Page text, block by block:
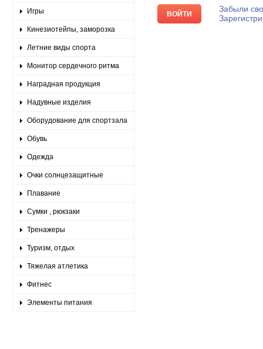
Игры
Кинезиотейпы, заморозка
Летние виды спорта
Монитор сердечного ритма
Наградная продукция
Надувные изделия
Оборудование для спортзала
Обувь
Одежда
Очки солнцезащитные
Плавание
Сумки , рюкзаки
Тренажеры
Туризм, отдых
Тяжелая атлетика
Фитнес
Элементы питания
Забыли